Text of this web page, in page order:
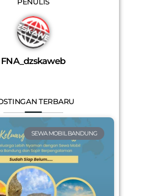
PENULIS
FNA_dzskaweb
TERBARU
SEWA MOBIL BANDUNG